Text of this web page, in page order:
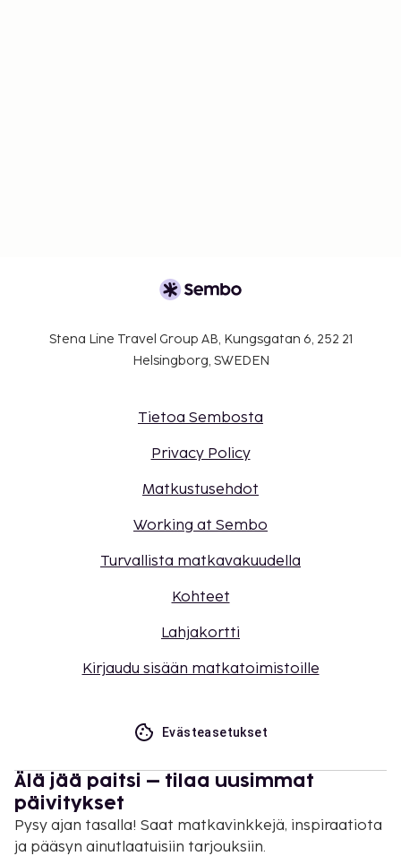
Stena Line Travel Group AB, Kungsgatan 6, 252 21
Helsingborg, SWEDEN
Tietoa Sembosta
Privacy Policy
Matkustusehdot
Working at Sembo
Turvallista matkavakuudella
Kohteet
Lahjakortti
Kirjaudu sisään matkatoimistoille
Evästeasetukset
Älä jää paitsi – tilaa uusimmat
päivitykset
Pysy ajan tasalla! Saat matkavinkkejä, inspiraatiota
ja pääsyn ainutlaatuisiin tarjouksiin.